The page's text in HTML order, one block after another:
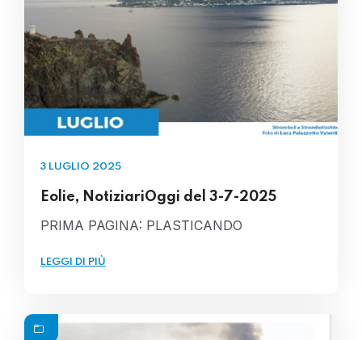
3 LUGLIO 2025
Eolie, NotiziariOggi del 3-7-2025
PRIMA PAGINA: PLASTICANDO
LEGGI DI PIÙ